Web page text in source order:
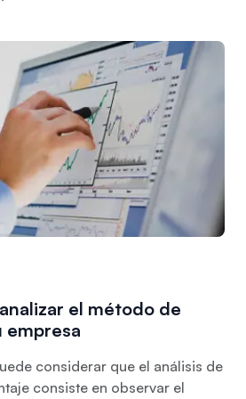
el método de
empresa
considerar que el análisis de
consiste en observar el